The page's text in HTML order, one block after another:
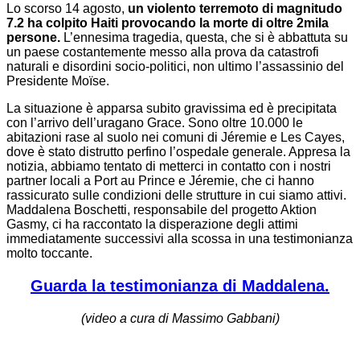
Lo scorso 14 agosto, un violento terremoto di magnitudo
7.2 ha colpito Haiti provocando la morte di oltre 2mila
persone. L’ennesima tragedia, questa, che si è abbattuta su
un paese costantemente messo alla prova da catastrofi
naturali e disordini socio-politici, non ultimo l’assassinio del
Presidente Moïse.
La situazione è apparsa subito gravissima ed è precipitata
con l’arrivo dell’uragano Grace. Sono oltre 10.000 le
abitazioni rase al suolo nei comuni di Jéremie e Les Cayes,
dove è stato distrutto perfino l’ospedale generale. Appresa la
notizia, abbiamo tentato di metterci in contatto con i nostri
partner locali a Port au Prince e Jéremie, che ci hanno
rassicurato sulle condizioni delle strutture in cui siamo attivi.
Maddalena Boschetti, responsabile del progetto Aktion
Gasmy, ci ha raccontato la disperazione degli attimi
immediatamente successivi alla scossa in una testimonianza
molto toccante.
Guarda la testimonianza di Maddalena.
(video a cura di Massimo Gabbani)